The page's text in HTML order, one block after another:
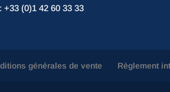
+33 (0)1 42 60 33 33
générales de vente Règlement